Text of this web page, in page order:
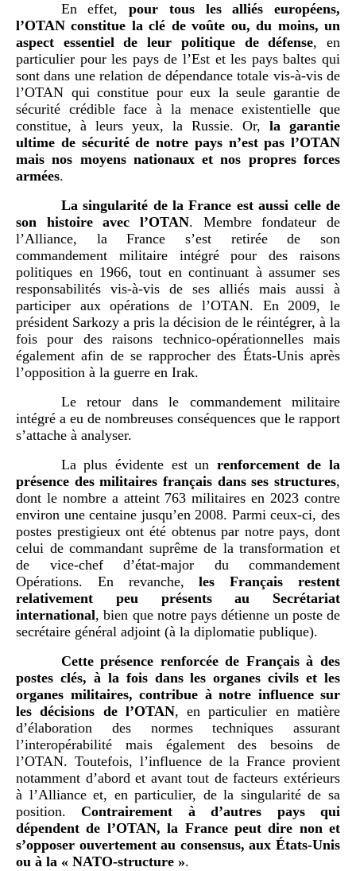
En effet,pour tous les alliés européens,
l’OTAN constitue la clé de voûte ou, du moins, un
aspect essentiel de leur politique de défense, en
particulier pour les pays de l’Est et les pays baltes qui
sont dans une relation de dépendance totale vis-à-vis de
l’OTAN qui constitue pour eux la seule garantie de
sécurité crédible face à la menace existentielle que
constitue, à leurs yeux, la Russie. Or, la garantie
ultime de sécurité de notre pays n’est pas l’OTAN
mais nos moyens nationaux et nos propres forces
armées.
La singularité de la France est aussi celle de
son histoire avec l’OTAN. Membre fondateur de
l’Alliance, la France s’est retirée de son
commandement militaire intégré pour des raisons
politiques en 1966, tout en continuant à assumer ses
responsabilités vis-à-vis de ses alliés mais aussi à
participer aux opérations de l’OTAN. En 2009, le
président Sarkozy a pris la décision de le réintégrer, à la
fois pour des raisons technico-opérationnelles mais
également afin de se rapprocher des États-Unis après
l’opposition à la guerre en Irak.
Le retour dans le commandement militaire
intégré a eu de nombreuses conséquences que le rapport
s’attache à analyser.
La plus évidente est un renforcement de la
présence des militaires français dans ses structures,
dont le nombre a atteint 763 militaires en 2023 contre
environ une centaine jusqu’en 2008. Parmi ceux-ci, des
postes prestigieux ont été obtenus par notre pays, dont
celui de commandant suprême de la transformation et
de vice-chef d’état-major du commandement
Opérations. En revanche,les Français restent
relativement peu présents au Secrétariat
international, bien que notre pays détienne un poste de
secrétaire général adjoint (à la diplomatie publique).
Cette présence renforcée de Français à des
postes clés, à la fois dans les organes civils et les
organes militaires, contribue à notre influence sur
les décisions de l’OTAN, en particulier en matière
d’élaboration des normes techniques assurant
l’interopérabilité mais également des besoins de
l’OTAN. Toutefois, l’influence de la France provient
notamment d’abord et avant tout de facteurs extérieurs
à l’Alliance et, en particulier, de la singularité de sa
position.Contrairement à d’autres pays qui
dépendent de l’OTAN, la France peut dire non et
s’opposer ouvertement au consensus, aux États-Unis
ou à la « NATO-structure ».